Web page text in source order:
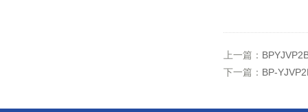
上一篇：
下一篇： BP-